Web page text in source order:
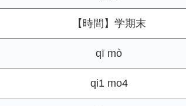
【時間】学期末
qī mò
qi1 mo4